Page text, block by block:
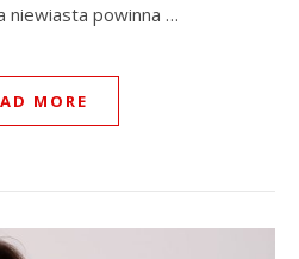
niewiasta powinna …
MORE